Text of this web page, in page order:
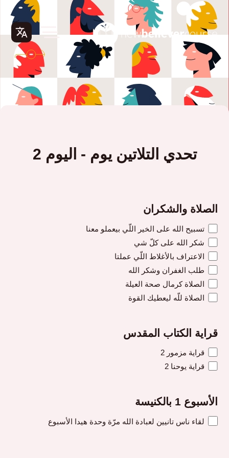
تحدي التلاتين يوم - اليوم 2
الصلاة والشكران
تسبيح الله على الخير اللّي بيعملو معنا
شكر الله على كلّ شي
الاعتراف بالأغلاط اللّي عملتا
طلب الغفران وشكر الله
الصلاة كرمال صحة العيلة
الصلاة للّه ليعطيك القوة
قراية الكتاب المقدس
قراية مزمور 2
قراية يوحنا 2
الأسبوع 1 بالكنيسة
لقاء ناس تانيين لعبادة الله مرّة وحدة هيدا الأسبوع